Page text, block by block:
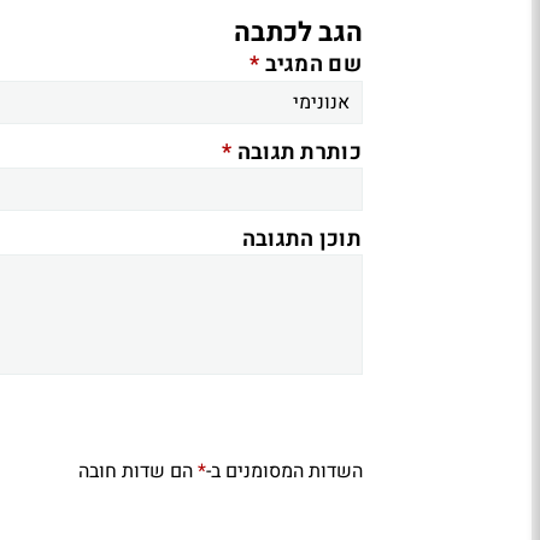
הגב לכתבה
שם המגיב*
כותרת תגובה *
תוכן התגובה
השדות המסומנים ב-*הם שדות חובה